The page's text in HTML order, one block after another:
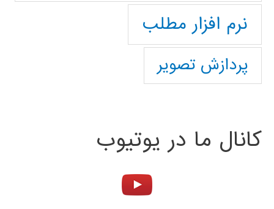
نرم افزار مطلب
پردازش تصویر
کانال ما در یوتیوب